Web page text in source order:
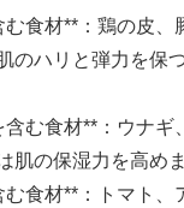
食材**：鶏の皮、
のハリと弾力を保
む食材**：ウナギ
肌の保湿力を高めま
食材**：トマト、